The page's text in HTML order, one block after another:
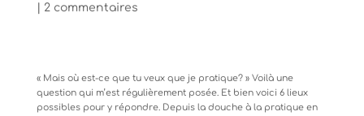
2 commentaires
« Mais où est-ce que tu veux que je pratique? » Voilà une
question qui m’est régulièrement posée. Et bien voici 6 lieux
possibles pour y répondre. Depuis la douche à la pratique en